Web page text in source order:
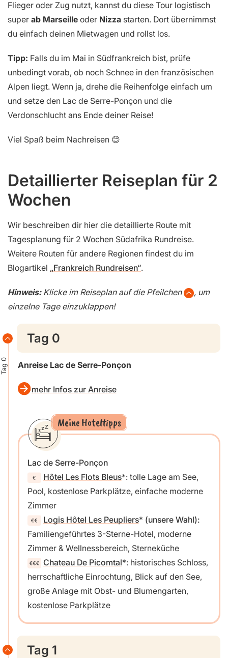
Flieger oder Zug nutzt, kannst du diese Tour logistisch
super ab Marseille oder Nizza starten. Dort übernimmst
du einfach deinen Mietwagen und rollst los.
Tipp: Falls du im Mai in Südfrankreich bist, prüfe
unbedingt vorab, ob noch Schnee in den französischen
Alpen liegt. Wenn ja, drehe die Reihenfolge einfach um
und setze den Lac de Serre-Ponçon und die
Verdonschlucht ans Ende deiner Reise!
Viel Spaß beim Nachreisen 😊
Detaillierter Reiseplan für 2
Wochen
Wir beschreiben dir hier die detaillierte Route mit
Tagesplanung für 2 Wochen Südafrika Rundreise.
Weitere Routen für andere Regionen findest du im
Blogartikel „Frankreich Rundreisen“.
Hinweis: Klicke im Reiseplan auf die Pfeilchen
, um
einzelne Tage einzuklappen!
Tag 0
Tag 0
Anreise Lac de Serre-Ponçon
mehr Infos zur Anreise
Meine Hoteltipps
Lac de Serre-Ponçon
Hôtel Les Flots Bleus : tolle Lage am See,
Pool, kostenlose Parkplätze, einfache moderne
Zimmer
Logis Hôtel Les Peupliers
(unsere Wahl):
Familiengeführtes 3-Sterne-Hotel, moderne
Zimmer & Wellnessbereich, Sterneküche
Chateau De Picomtal : historisches Schloss,
herrschaftliche Einrochtung, Blick auf den See,
große Anlage mit Obst- und Blumengarten,
kostenlose Parkplätze
Tag 1